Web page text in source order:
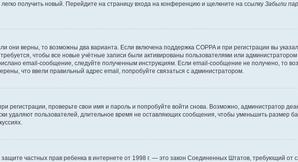
получить новый. Перейдите на страницу входа на конференцию и щелкните на ссылку Забыли
они верны, то возможны два варианта. Если включена поддержка COPPA и при регистрации вы
чтобы все новые учётные записи были активированы пользователями или
email-сообщение, следуйте полученным инструкциям. Если email-сообщение не получено, то
что ввели правильный адрес email, попробуйте связаться с администратором.
регистрации, проверьте свои имя и пароль и попробуйте войти снова. Возможно, администратор
удаляют пользователей, длительное время не оставляющих сообщения, чтобы уменьшить размер
частных прав ребенка в интернете от 1998 г. — это закон Соединенных Штатов, требующий от